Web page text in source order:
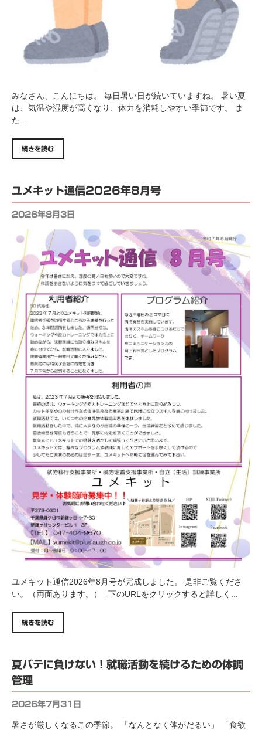
みなさん、こんにちは。 毎日暑い日が続いていますね。 暑い夏
は、気温や湿度が高くなり、体力を消耗しやすい季節です。 ま
た...
続きを読む
ユメキット通信2026年8月号
2026年8月3日
ユメキット通信2026年8月号が完成しました。 是非ご覧くださ
い。（両面あります。） ↓下のURLをクリックすると詳しく...
続きを読む
夏バテに負けない！就職活動を続けるための体調
管理
2026年7月31日
暑さが厳しくなるこの季節。 「なんとなく体がだるい」 「食欲